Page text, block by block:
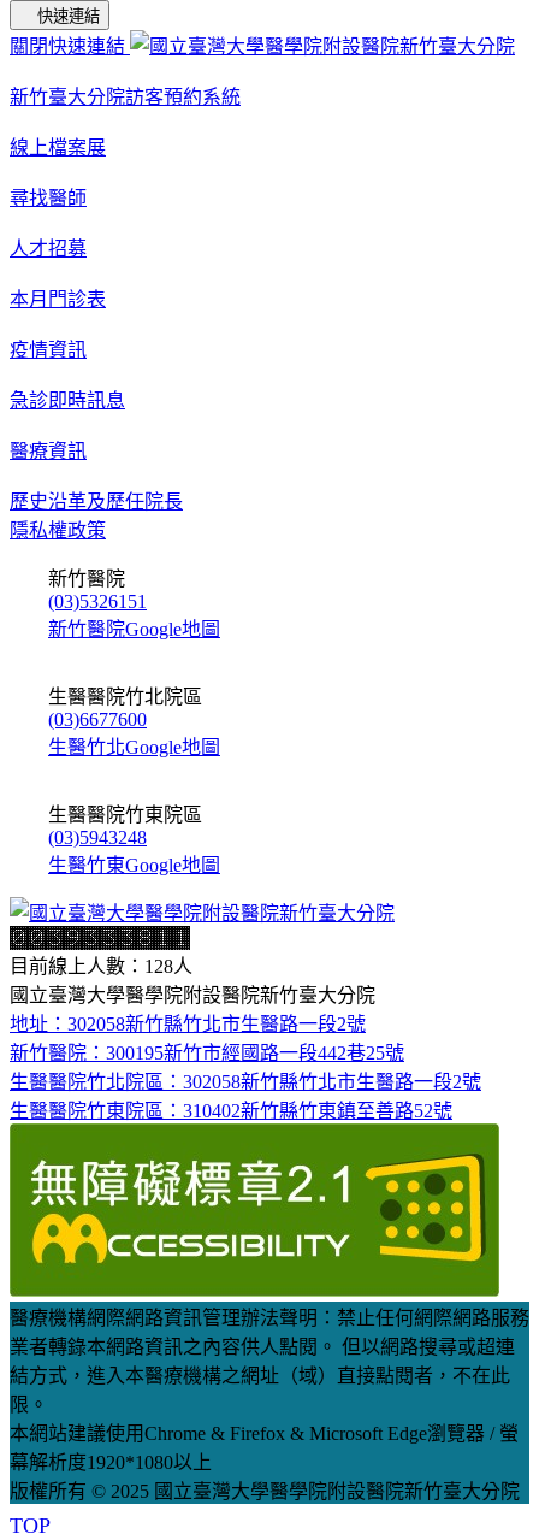
快速連結
關閉快速連結
新竹臺大分院訪客預約系統
線上檔案展
尋找醫師
人才招募
本月門診表
疫情資訊
急診即時訊息
醫療資訊
歷史沿革及歷任院長
隱私權政策
新竹醫院
(03)5326151
新竹醫院Google地圖
生醫醫院竹北院區
(03)6677600
生醫竹北Google地圖
生醫醫院竹東院區
(03)5943248
生醫竹東Google地圖
目前線上人數：128人
國立臺灣大學醫學院附設醫院新竹臺大分院
地址：302058新竹縣竹北市生醫路一段2號
新竹醫院：300195新竹市經國路一段442巷25號
生醫醫院竹北院區：302058新竹縣竹北市生醫路一段2號
生醫醫院竹東院區：310402新竹縣竹東鎮至善路52號
醫療機構網際網路資訊管理辦法聲明：禁止任何網際網路服務
業者轉錄本網路資訊之內容供人點閱。 但以網路搜尋或超連
結方式，進入本醫療機構之網址（域）直接點閱者，不在此
限。
本網站建議使用Chrome & Firefox & Microsoft Edge瀏覽器 / 螢
幕解析度1920*1080以上
版權所有 © 2025 國立臺灣大學醫學院附設醫院新竹臺大分院
TOP